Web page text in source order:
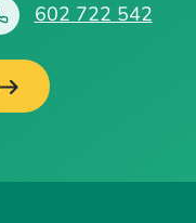
602 722 542